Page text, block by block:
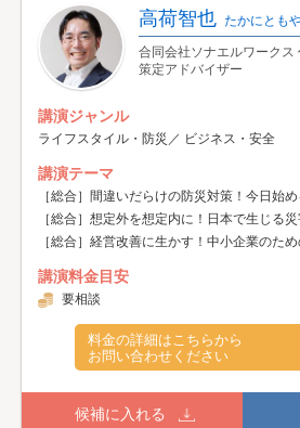
高荷智也 たかにとも
合同会社ソナエルワーク
策定アドバイザー
講演ジャンル
ライフスタイル・防災／ ビジネス・安全
講演テーマ
［総合］間違いだらけの防災対策！今日始
［総合］想定外を想定内に！日本で生じる
［総合］経営改善に生かす！中小企業のた
講演料金目安
要相談
料金の詳細はこちらから
お問い合わせください
候補に入れる